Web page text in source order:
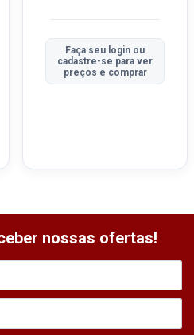
Faça seu login ou
cadastre-se para ver
preços e comprar
nossas ofertas!